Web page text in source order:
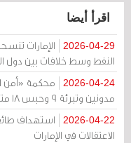
اقرأ أيضا
2026-04-29
الإمارات
النفط وسط خلافات بين دول
2026-04-24
مدونين وتبرئة 9 وحبس 18 متهماً بالتعاطف مع إيران
2026-04-22
استهداف
الاعتقالات في الإمارات